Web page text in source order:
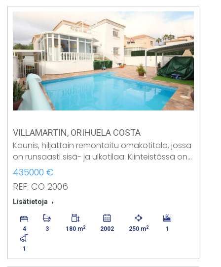
VILLAMARTIN, ORIHUELA COSTA
Kaunis, hiljattain remontoitu omakotitalo, jossa
on runsaasti sisä- ja ulkotilaa. Kiinteistössä on…
435000 €
REF: CO 2006
Lisätietoja
4 3 180 m2 2002 250 m2 1
1